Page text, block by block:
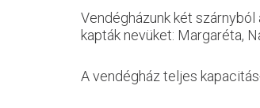
Vendégházunk két
kapták nevüket: Margaréta,
A vendégház teljes